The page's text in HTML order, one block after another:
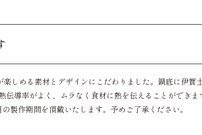
しめる素材とデザインにこだわりました。鍋底に伊賀
導率がよく、ムラなく食材に熱を伝えることができま
製作期間を頂戴いたします。予めご了承ください。